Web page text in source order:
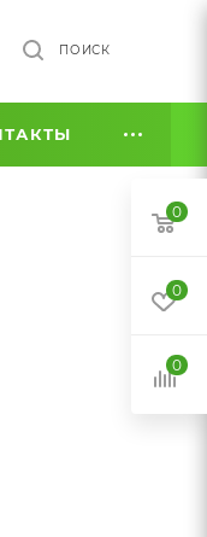
ПОИСК
0
0
0